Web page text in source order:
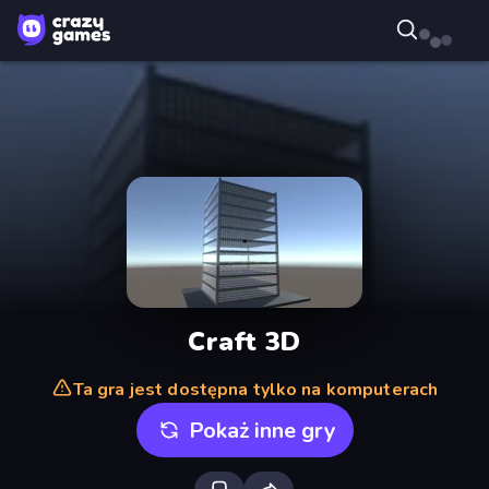
Craft 3D
Ta gra jest dostępna tylko na komputerach
Pokaż inne gry